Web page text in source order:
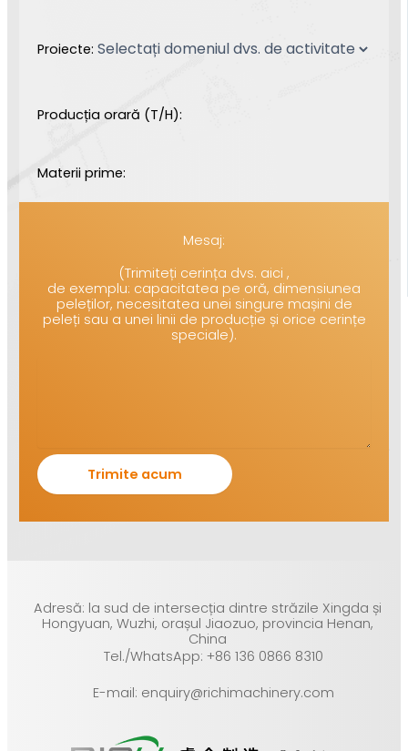
Proiecte:
Producția orară (T/H):
Materii prime:
Mesaj:
(Trimiteți cerința dvs. aici ,
de exemplu: capacitatea pe oră, dimensiunea
peleților, necesitatea unei singure mașini de
peleți sau a unei linii de producție și orice cerințe
speciale).
Adresă: la sud de intersecția dintre străzile Xingda și
Hongyuan, Wuzhi, orașul Jiaozuo, provincia Henan,
China
Tel./WhatsApp: +86 136 0866 8310
E-mail: enquiry@richimachinery.com